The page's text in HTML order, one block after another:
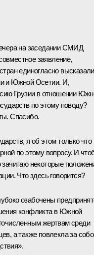
на заседании СМИД
заявление,
единогласно высказали
и Южной Осетии. И,
Грузии в отношении
по этому поводу?
Спасибо.
я об этом только что
по этому вопросу. И
некоторые
Что здесь говорится?
озабочены
конфликта в Южной
жертвам среди
а также повлекла за